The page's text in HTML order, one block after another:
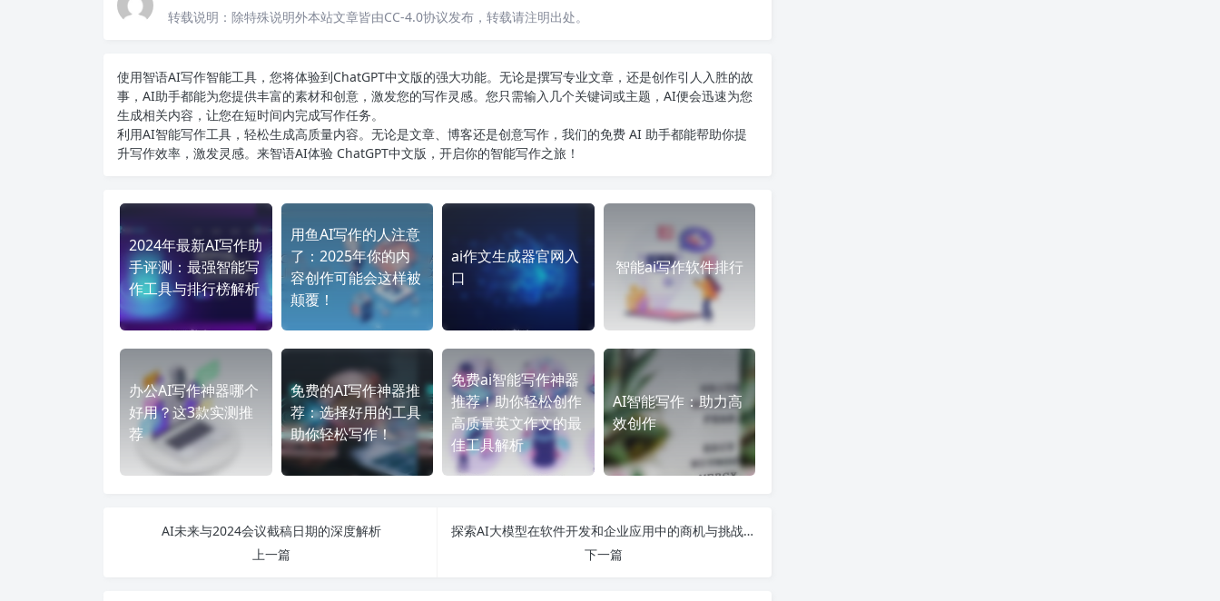
转载说明： 除特殊说明外本站文章皆由CC-4.0协议发布，转载请注明出处。
使用智语AI写作智能工具，您将体验到ChatGPT中文版的强大功能。无论是撰写专业文章，还是创作引人入胜的故
事，AI助手都能为您提供丰富的素材和创意，激发您的写作灵感。您只需输入几个关键词或主题，AI便会迅速为您
生成相关内容，让您在短时间内完成写作任务。
利用AI智能写作工具，轻松生成高质量内容。无论是文章、博客还是创意写作，我们的免费 AI 助手都能帮助你提
升写作效率，激发灵感。来智语AI体验 ChatGPT中文版 ，开启你的智能写作之旅！
2024年最新AI写作助
手评测：最强智能写
作工具与排行榜解析
用鱼AI写作的人注意
了：2025年你的内
容创作可能会这样被
颠覆！
ai作文生成器官网入
口
智能ai写作软件排行
办公AI写作神器哪个
好用？这3款实测推
荐
免费的AI写作神器推
荐：选择好用的工具
助你轻松写作！
免费ai智能写作神器
推荐！助你轻松创作
高质量英文作文的最
佳工具解析
AI智能写作：助力高
效创作
AI未来与2024会议截稿日期的深度解析
上一篇
探索AI大模型在软件开发和企业应用中的商机与挑战_免费讲座邀请！
下一篇